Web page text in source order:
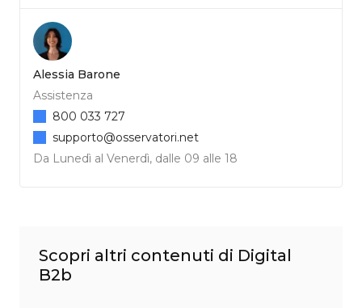
Alessia Barone
Assistenza
Da Lunedì al Venerdì, dalle 09 alle 18
800 033 727
supporto@osservatori.net
Scopri altri contenuti di Digital
B2b